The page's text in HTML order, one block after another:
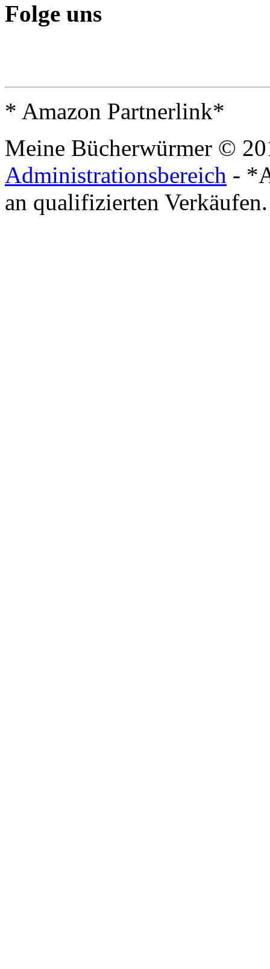
Folge uns
* Amazon Partnerlink*
Meine Bücherwürmer ©
Administrationsbereich -
an qualifizierten Verkäufen.